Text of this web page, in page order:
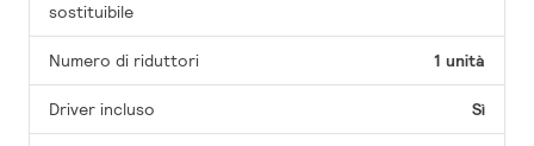
sostituibile
Numero di riduttori 1 unità
Driver incluso Sì